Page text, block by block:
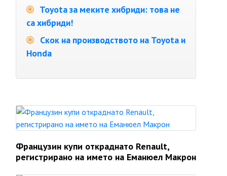
Toyota за меките хибриди: това не
са хибриди!
Скок на производството на Toyota и
Honda
Французин купи откраднато Renault,
регистрирано на името на Еманюел Макрон